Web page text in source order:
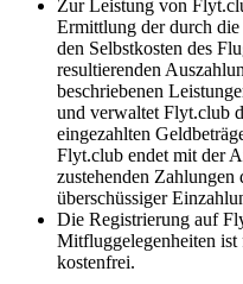
Zur Leistung von
Ermittlung der durch
den Selbstkosten des
resultierenden
beschriebenen
und verwaltet Flyt.club
eingezahlten
Flyt.club endet mit der
zustehenden
überschüssiger
Die Registrierung auf
Mitfluggelegenheiten
kostenfrei.